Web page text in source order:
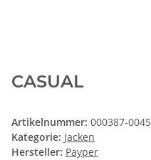
CASUAL
Artikelnummer: 000387-0045
Kategorie: Jacken
Hersteller: Payper